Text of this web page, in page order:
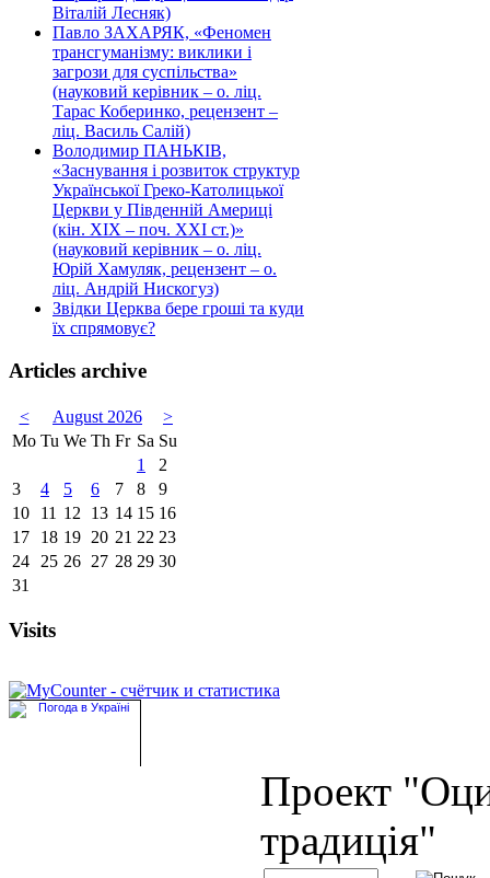
Віталій Лесняк)
Павло ЗАХАРЯК, «Феномен
трансгуманізму: виклики і
загрози для суспільства»
(науковий керівник – о. ліц.
Тарас Коберинко, рецензент –
ліц. Василь Салій)
Володимир ПАНЬКІВ,
«Заснування і розвиток структур
Української Греко-Католицької
Церкви у Південній Америці
(кін. ХІХ – поч. ХХІ ст.)»
(науковий керівник – о. ліц.
Юрій Хамуляк, рецензент – о.
ліц. Андрій Нискогуз)
Звідки Церква бере гроші та куди
їх спрямовує?
Articles archive
< August 2026
>
Mo Tu We Th Fr Sa Su
1
2
3
4 5 6 7 8
9
10
11 12 13 14 15 16
17
18 19 20 21 22 23
24
25 26 27 28 29 30
31
Visits
Проект
традиція"